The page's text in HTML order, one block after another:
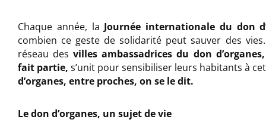
Chaque année, la Journée internationale du don
combien ce geste de solidarité peut sauver des
réseau desvilles ambassadrices du don
fait partie, s’unit pour sensibiliser leurs habitants à
d’organes, entre proches, on se le dit.
Le don d’organes, un sujet de vie